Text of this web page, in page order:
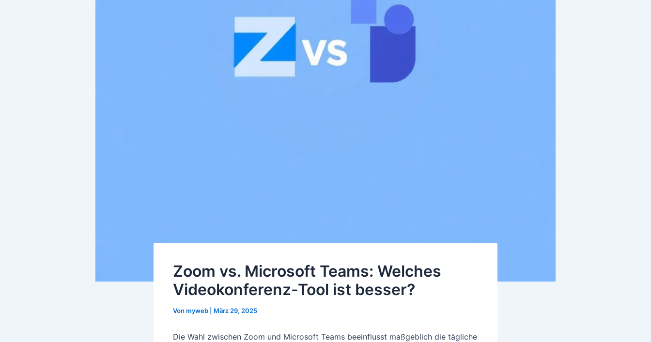
Zoom vs. Microsoft Teams: Welches
Videokonferenz-Tool ist besser?
Von myweb März 29, 2025
Die Wahl zwischen Zoom und Microsoft Teams beeinflusst maßgeblich die tägliche